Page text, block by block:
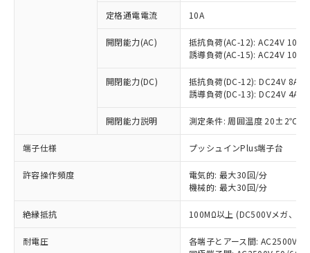
定格通電電流 10A
開閉能力(AC)
抵抗負荷(AC-12): AC24V 10A/
誘導負荷(AC-15): AC24V
開閉能力(DC)
抵抗負荷(DC-12): DC24V 8A/
誘導負荷(DC-13): DC24V 4A/
開閉能力説明 測定条件: 周囲温度 20±2℃、
端子仕様 プッシュインPlus端子台
許容操作頻度
電気的: 最大30回/分
機械的: 最大30回/分
絶縁抵抗 100MΩ以上 (DC500Vメガ、点
耐電圧
各端子とアース間: AC2500V
ご利用条件
以下の条件をお読みいただき、同意のうえ
本サービスは、当社制御機器事業取扱
商品の当社在庫状況および標準価格
(税抜)を提供させていただくもので
当社制御機器事業取扱商品の中には、
本サービスの対象外となる商品もある
ことをご了承ください。
対応済み：EU RoHS指令（10物質）の
非含有に対応した製品が提供可能な商品で
対応予定：EU RoHS指令（10物質）の非含
有に対応した製品に切り替える予定のある
対応予定なし：EU RoHS指令（10物質）の
非含有に非対応の商品で、対応品を出す予
調査・確認中：EU RoHS指令（10物質）の
非含有の対応状況を調査中または確認中の
商品です。
非該当品：ライセンス料など無形物で、有
害物質有無と関係のない商品です。
仕入先様の事情により、非含有部品として
いたものが、含有品と判明した場合などや
「○」：最大均質材料含有率が中国RoHSの
「×」：最大均質材料含有率が中国RoHSの
基準値を超えていることを示します。
当社は、これら貴社製品のうち、外国